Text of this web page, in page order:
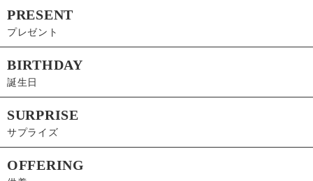
PRESENT
プレゼント
BIRTHDAY
誕生日
SURPRISE
サプライズ
OFFERING